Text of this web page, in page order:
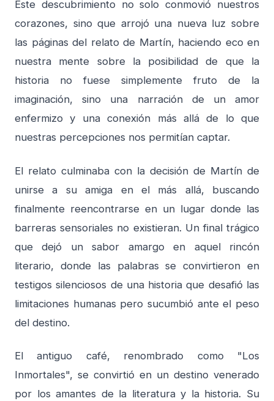
Este descubrimiento no solo conmovió nuestros
corazones, sino que arrojó una nueva luz sobre
las páginas del relato de Martín, haciendo eco en
nuestra mente sobre la posibilidad de que la
historia no fuese simplemente fruto de la
imaginación, sino una narración de un amor
enfermizo y una conexión más allá de lo que
nuestras percepciones nos permitían captar.
El relato culminaba con la decisión de Martín de
unirse a su amiga en el más allá, buscando
finalmente reencontrarse en un lugar donde las
barreras sensoriales no existieran. Un final trágico
que dejó un sabor amargo en aquel rincón
literario, donde las palabras se convirtieron en
testigos silenciosos de una historia que desafió las
limitaciones humanas pero sucumbió ante el peso
del destino.
El antiguo café, renombrado como "Los
Inmortales", se convirtió en un destino venerado
por los amantes de la literatura y la historia. Su